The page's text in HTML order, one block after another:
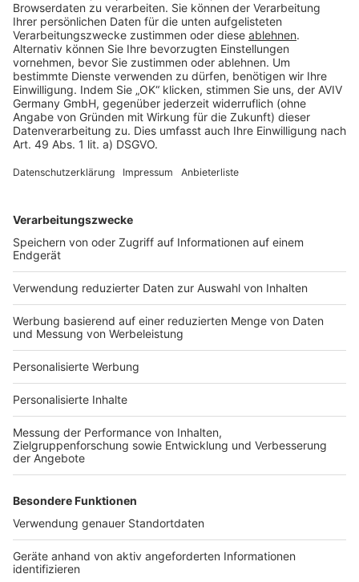
Rechtliches
AGB-Übersicht
Datenschutz
Impressum
Services
Bauprojekt-Quiz
Häuser-Suche
Hausanbieter-Suche
Bauprojekt-Profil
Für Unternehmen
Ihre Baufirma auf bauen.de
Kostenloses Infogespräch